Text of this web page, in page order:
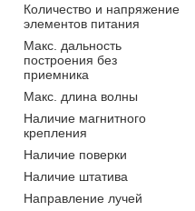
Количество и напряжение
элементов питания
Макс. дальность
построения без
приемника
Макс. длина волны
Наличие магнитного
крепления
Наличие поверки
Наличие штатива
Направление лучей